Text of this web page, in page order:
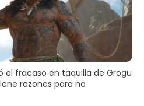
el fracaso en taquilla de Grogu
razones para no